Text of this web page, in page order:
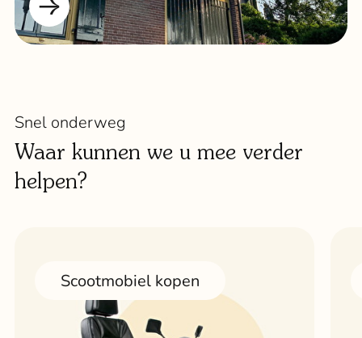
Snel onderweg
Waar kunnen we u mee verder
helpen?
Scootmobiel kopen